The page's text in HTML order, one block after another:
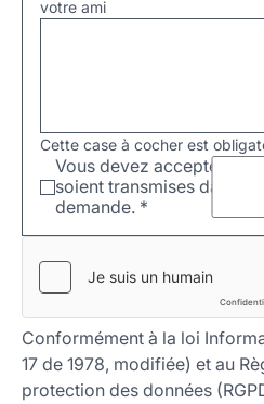
votre ami
Cette case à cocher est
Vous devez accepter
soient transmises dans
demande. *
Conformément à la loi
17 de 1978, modifiée) et au
protection des données